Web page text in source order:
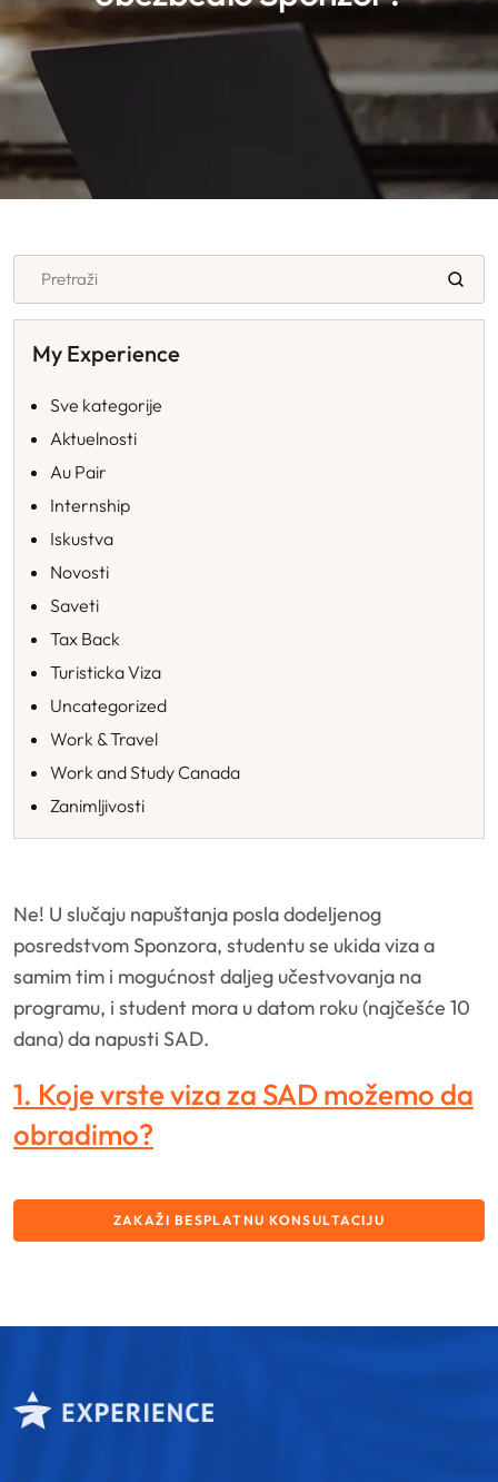
My Experience
Sve kategorije
Aktuelnosti
Au Pair
Internship
Iskustva
Novosti
Saveti
Tax Back
Turisticka Viza
Uncategorized
Work & Travel
Work and Study Canada
Zanimljivosti
Ne! U slučaju napuštanja posla dodeljenog
posredstvom Sponzora, studentu se ukida viza a
samim tim i mogućnost daljeg učestvovanja na
programu, i student mora u datom roku (najčešće 10
dana) da napusti SAD.
1. Koje vrste viza za SAD možemo da
obradimo?
ZAKAŽI BESPLATNU KONSULTACIJU